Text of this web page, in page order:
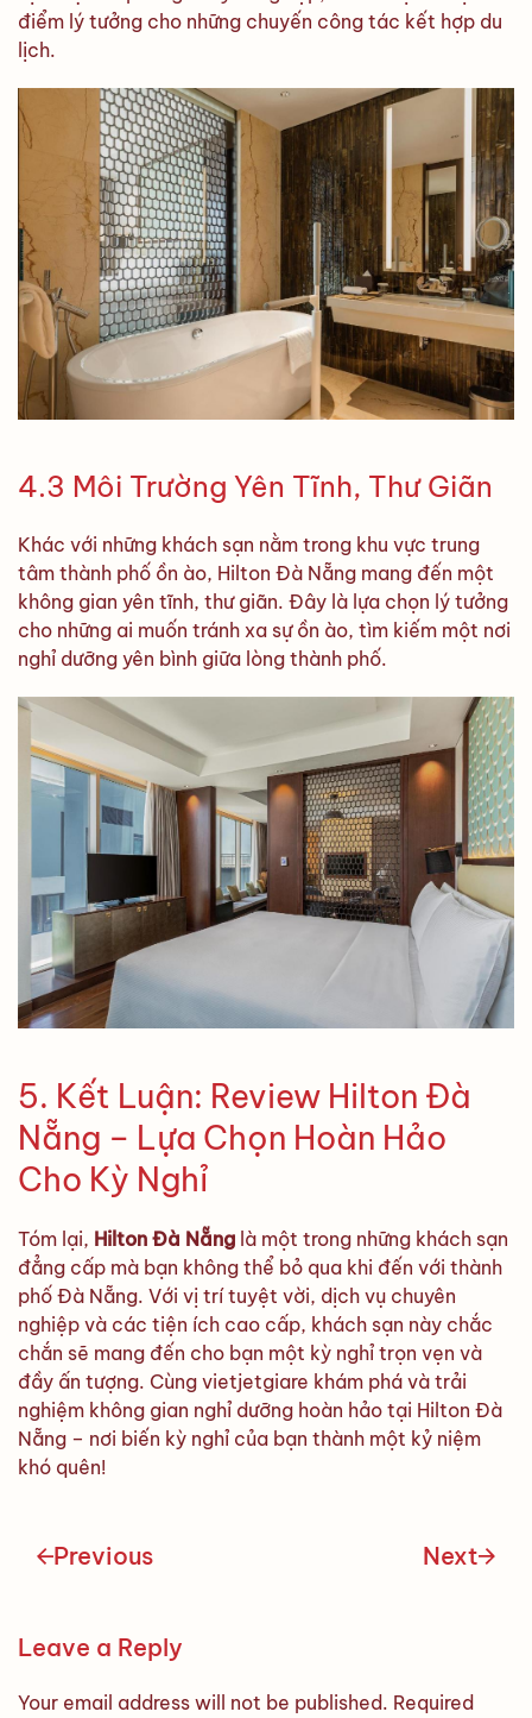
điểm lý tưởng cho những chuyến công tác kết hợp du
lịch.
4.3 Môi Trường Yên Tĩnh, Thư Giãn
Khác với những khách sạn nằm trong khu vực trung
tâm thành phố ồn ào, Hilton Đà Nẵng mang đến một
không gian yên tĩnh, thư giãn. Đây là lựa chọn lý tưởng
cho những ai muốn tránh xa sự ồn ào, tìm kiếm một nơi
nghỉ dưỡng yên bình giữa lòng thành phố.
5. Kết Luận: Review Hilton Đà
Nẵng – Lựa Chọn Hoàn Hảo
Cho Kỳ Nghỉ
Tóm lại, Hilton Đà Nẵng là một trong những khách sạn
đẳng cấp mà bạn không thể bỏ qua khi đến với thành
phố Đà Nẵng. Với vị trí tuyệt vời, dịch vụ chuyên
nghiệp và các tiện ích cao cấp, khách sạn này chắc
chắn sẽ mang đến cho bạn một kỳ nghỉ trọn vẹn và
đầy ấn tượng. Cùng vietjetgiare khám phá và trải
nghiệm không gian nghỉ dưỡng hoàn hảo tại Hilton Đà
Nẵng – nơi biến kỳ nghỉ của bạn thành một kỷ niệm
khó quên!
Previous Next
Leave a Reply
Your email address will not be published. Required